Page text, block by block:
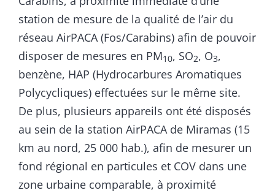
station de mesure de la qualité de l’air du
réseau AirPACA (Fos/Carabins) afin de pouvoir
disposer de mesures en PM10, SO2, O3,
benzène, HAP (Hydrocarbures Aromatiques
Polycycliques) effectuées sur le même site.
De plus, plusieurs appareils ont été disposés
au sein de la station AirPACA de Miramas (15
km au nord, 25 000 hab.), afin de mesurer un
fond régional en particules et COV dans une
zone urbaine comparable, à proximité